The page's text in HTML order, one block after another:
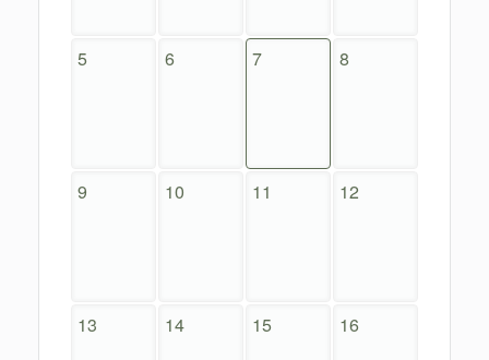
5 6 7 8
9 10 11 12
13 14 15 16